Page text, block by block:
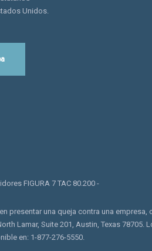
Unidos.
FIGURA 7 TAC 80.200 -
presentar una queja contra una
Lamar, Suite 201, Austin, Texas
en: 1-877-276-5550.